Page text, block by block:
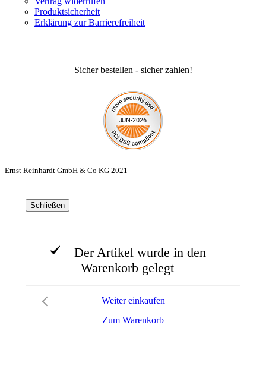
Produktsicherheit
Erklärung zur Barrierefreiheit
Sicher bestellen - sicher zahlen!
Ernst Reinhardt GmbH & Co KG 2021
Schließen
Der Artikel wurde in den
Warenkorb gelegt
Zum Warenkorb
Weiter einkaufen